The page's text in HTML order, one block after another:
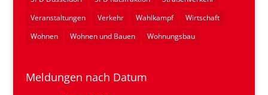
Veranstaltungen
Verkehr Wahlkampf
Wirtschaft
Wohnen
Wohnen und Bauen Wohnungsbau
Meldungen nach Datum